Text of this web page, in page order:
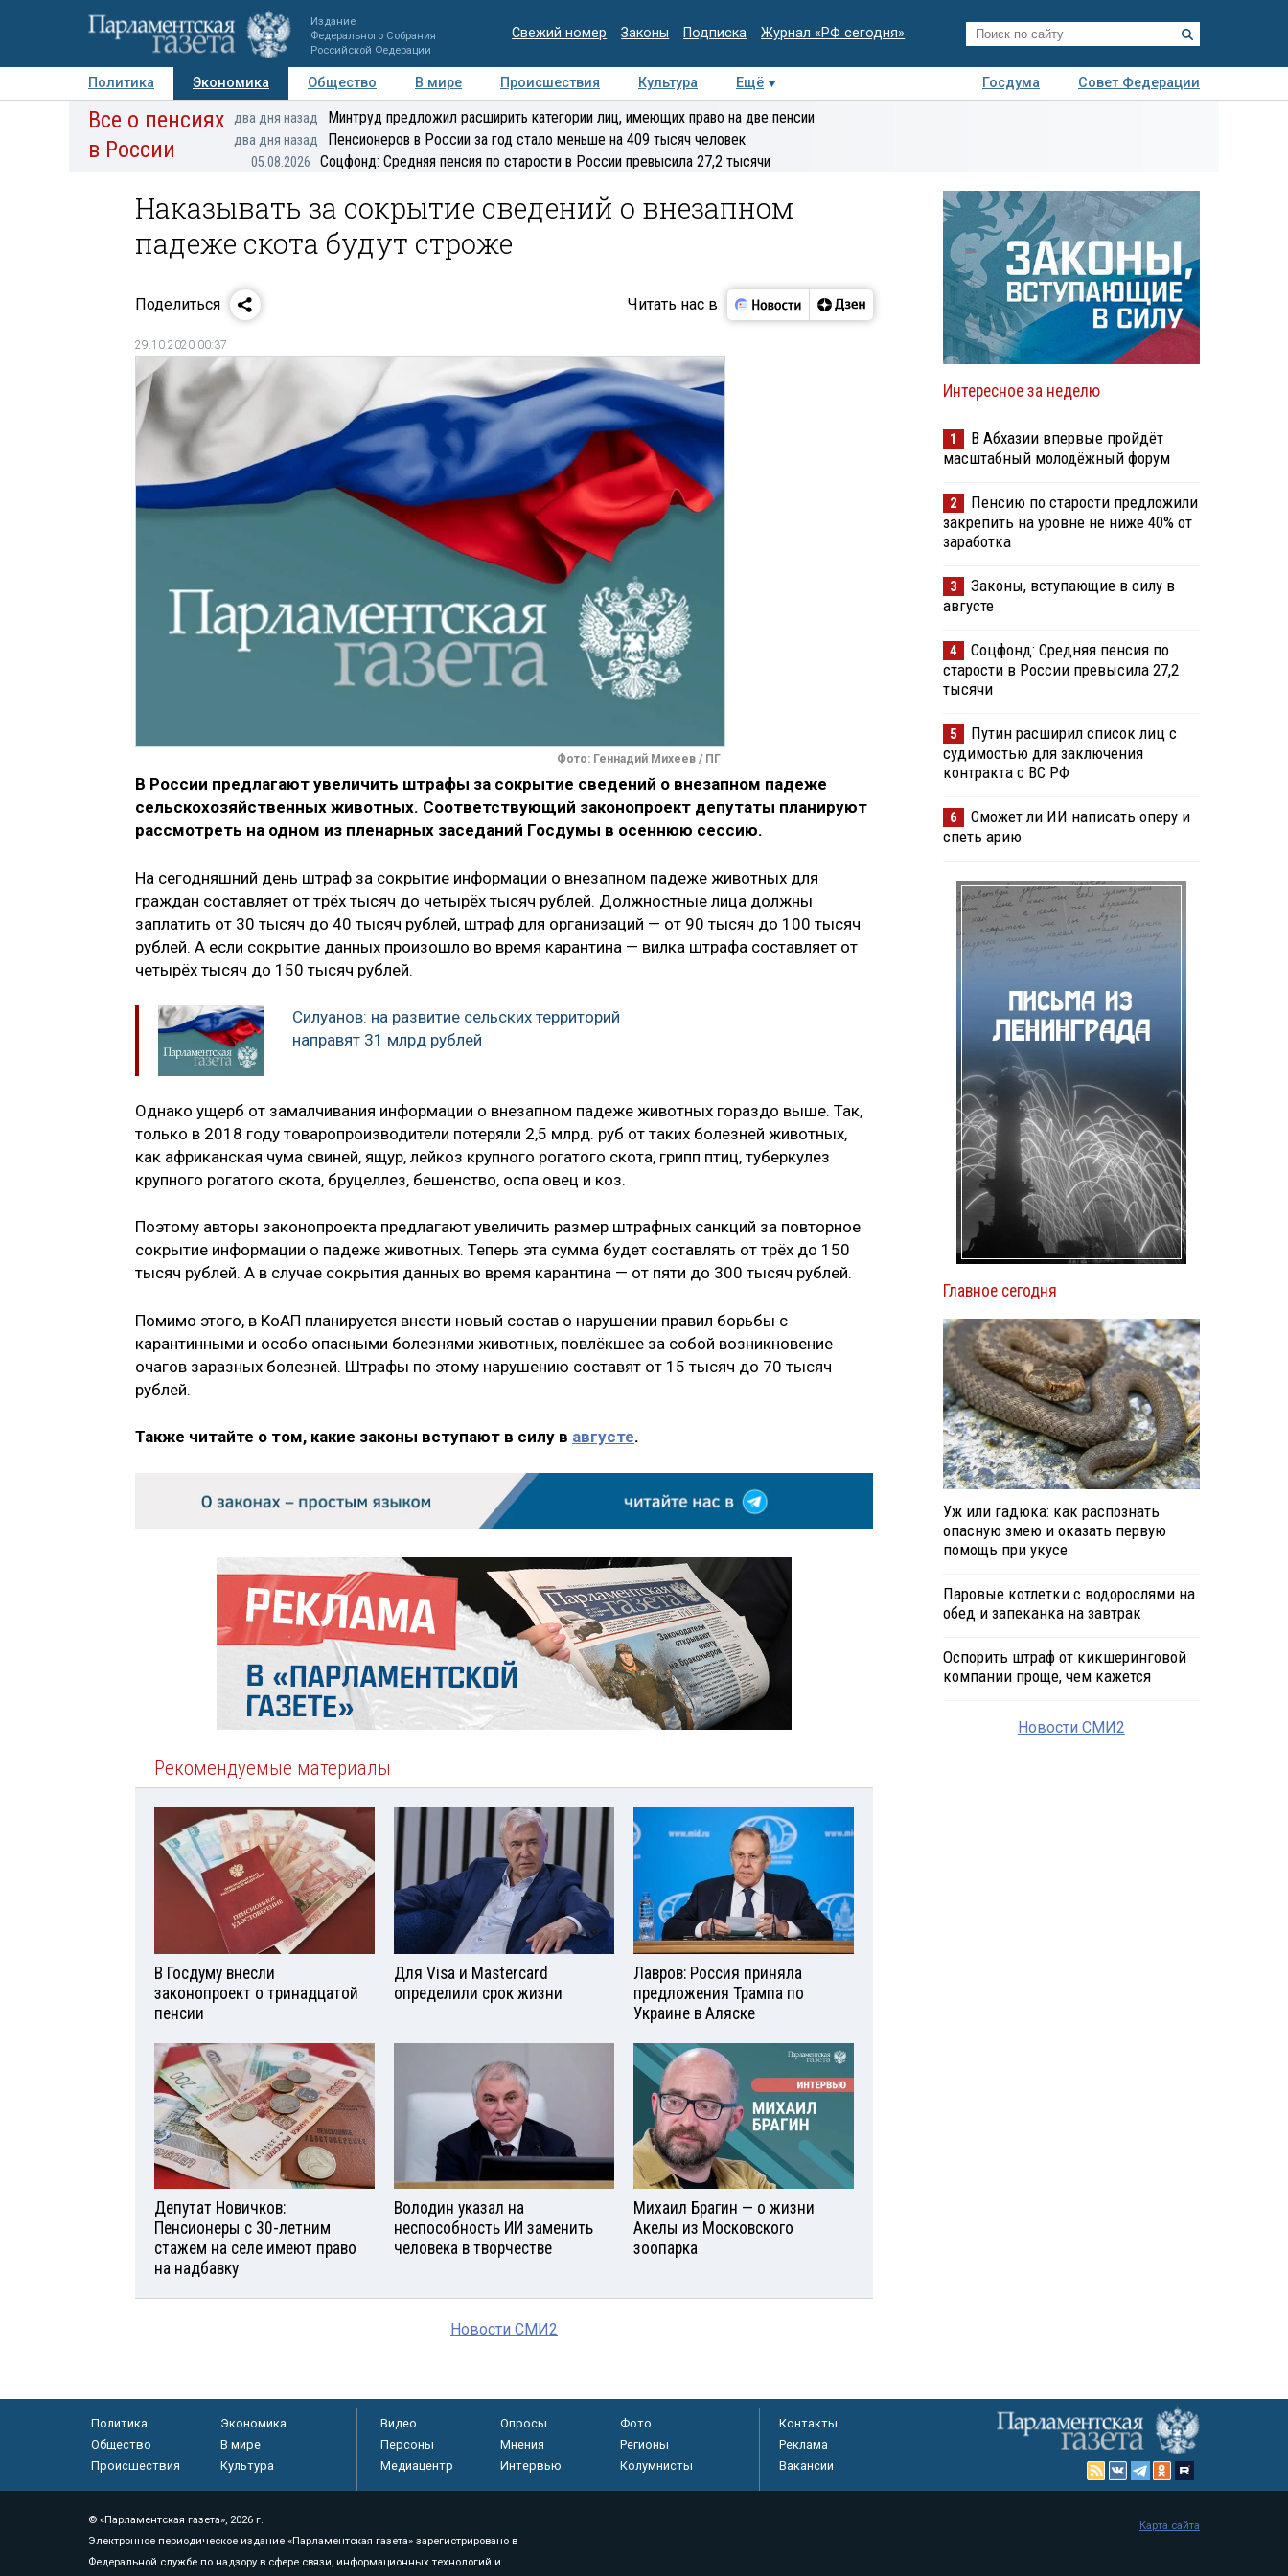
Издание
Федерального Собрания
Российской Федерации
Свежий номер Законы Подписка Журнал «РФ сегодня»
Политика Экономика Общество В мире Происшествия Культура Ещё Госдума
Совет Федерации
Авторы Персоны Мнения Регионы Медиацентр Интервью Колумнисты
Деловая
Все о пенсиях
в России
два дня назад Минтруд предложил расширить категории лиц, имеющих право на две пенсии
два дня назад Пенсионеров в России за год стало меньше на 409 тысяч человек
05.08.2026 Соцфонд: Средняя пенсия по старости в России превысила 27,2 тысячи
Наказывать за сокрытие сведений о внезапном
падеже скота будут строже
Поделиться Читать нас в
29.10.2020 00:37
Фото: Геннадий Михеев / ПГ
В России предлагают увеличить штрафы за сокрытие сведений о внезапном падеже
сельскохозяйственных животных. Соответствующий законопроект депутаты планируют
рассмотреть на одном из пленарных заседаний Госдумы в осеннюю сессию.
На сегодняшний день штраф за сокрытие информации о внезапном падеже животных для
граждан составляет от трёх тысяч до четырёх тысяч рублей. Должностные лица должны
заплатить от 30 тысяч до 40 тысяч рублей, штраф для организаций — от 90 тысяч до 100 тысяч
рублей. А если сокрытие данных произошло во время карантина — вилка штрафа составляет от
четырёх тысяч до 150 тысяч рублей.
Силуанов: на развитие сельских территорий
направят 31 млрд рублей
Однако ущерб от замалчивания информации о внезапном падеже животных гораздо выше. Так,
только в 2018 году товаропроизводители потеряли 2,5 млрд. руб от таких болезней животных,
как африканская чума свиней, ящур, лейкоз крупного рогатого скота, грипп птиц, туберкулез
крупного рогатого скота, бруцеллез, бешенство, оспа овец и коз.
Поэтому авторы законопроекта предлагают увеличить размер штрафных санкций за повторное
сокрытие информации о падеже животных. Теперь эта сумма будет составлять от трёх до 150
тысяч рублей. А в случае сокрытия данных во время карантина — от пяти до 300 тысяч рублей.
Помимо этого, в КоАП планируется внести новый состав о нарушении правил борьбы с
карантинными и особо опасными болезнями животных, повлёкшее за собой возникновение
очагов заразных болезней. Штрафы по этому нарушению составят от 15 тысяч до 70 тысяч
рублей.
Также читайте о том, какие законы вступают в силу в августе.
Рекомендуемые материалы
В Госдуму внесли
законопроект о тринадцатой
пенсии
Для Visа и Mastercard
определили срок жизни
Лавров: Россия приняла
предложения Трампа по
Украине в Аляске
Депутат Новичков:
Пенсионеры с 30-летним
стажем на селе имеют право
на надбавку
Володин указал на
неспособность ИИ заменить
человека в творчестве
Михаил Брагин — о жизни
Акелы из Московского
зоопарка
Новости СМИ2
Интересное за неделю
1
В Абхазии впервые пройдёт
масштабный молодёжный форум
2
Пенсию по старости предложили
закрепить на уровне не ниже 40% от
заработка
3
Законы, вступающие в силу в
августе
4
Соцфонд: Средняя пенсия по
старости в России превысила 27,2
тысячи
5
Путин расширил список лиц с
судимостью для заключения
контракта с ВС РФ
6
Сможет ли ИИ написать оперу и
спеть арию
Главное сегодня
Уж или гадюка: как распознать
опасную змею и оказать первую
помощь при укусе
Паровые котлетки с водорослями на
обед и запеканка на завтрак
Оспорить штраф от кикшеринговой
компании проще, чем кажется
Новости СМИ2
Политика
Экономика
Общество
В мире
Происшествия
Культура
Видео Опросы
Фото
Персоны
Мнения
Регионы
Медиацентр
Интервью Колумнисты
Контакты
Реклама
Вакансии
© «Парламентская газета», 2026 г.
Электронное периодическое издание «Парламентская газета» зарегистрировано в
Федеральной службе по надзору в сфере связи, информационных технологий и
Карта сайта